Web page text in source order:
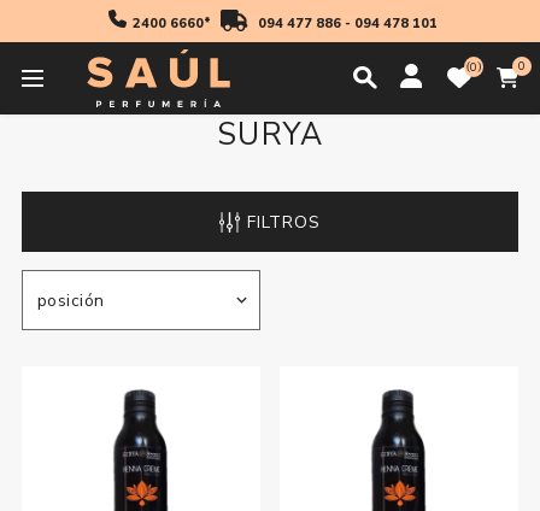
2400 6660* 094 477 886- 094 478 101
0 0
SURYA
FILTROS